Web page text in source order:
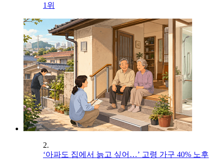
1위
2.
‘아파도 집에서 늙고 싶어…’ 고령 가구 40% 노후